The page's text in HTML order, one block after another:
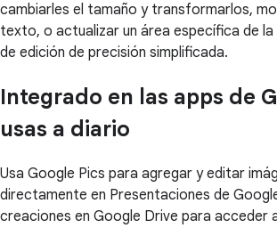
cambiarles el tamaño y transformarlos,
texto, o actualizar un área específica de
de edición de precisión simplificada.
Integrado en las apps de
usas a diario
Usa Google Pics para agregar y editar
directamente en Presentaciones de
creaciones en Google Drive para acceder